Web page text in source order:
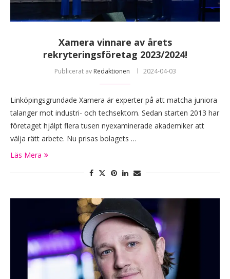
Xamera vinnare av årets
rekryteringsföretag 2023/2024!
Publicerat av Redaktionen 2024-04-03
Linköpingsgrundade Xamera är experter på att matcha juniora
talanger mot industri- och techsektorn. Sedan starten 2013 har
företaget hjälpt flera tusen nyexaminerade akademiker att
välja rätt arbete. Nu prisas bolagets …
Läs Mera